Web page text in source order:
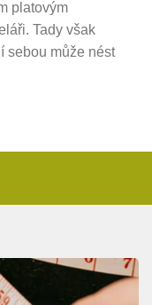
platovým
Tady však
sebou může nést